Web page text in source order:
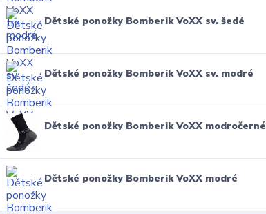
Dětské ponožky Bomberik VoXX sv. šedé
Dětské ponožky Bomberik VoXX sv. modré
Dětské ponožky Bomberik VoXX modročerné
Dětské ponožky Bomberik VoXX modré